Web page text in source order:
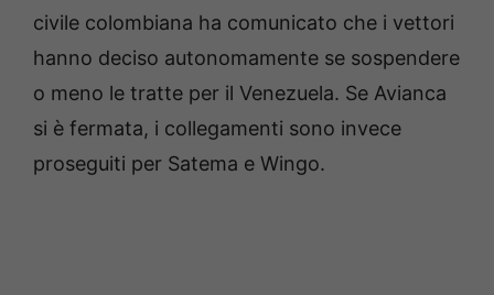
civile colombiana ha comunicato che i vettori
hanno deciso autonomamente se sospendere
o meno le tratte per il Venezuela. Se Avianca
si è fermata, i collegamenti sono invece
proseguiti per Satema e Wingo.